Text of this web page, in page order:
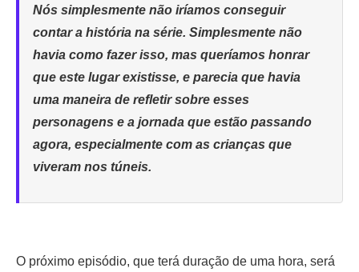
Nós simplesmente não iríamos conseguir
contar a história na série. Simplesmente não
havia como fazer isso, mas queríamos honrar
que este lugar existisse, e parecia que havia
uma maneira de refletir sobre esses
personagens e a jornada que estão passando
agora, especialmente com as crianças que
viveram nos túneis.
O próximo episódio, que terá duração de uma hora, será